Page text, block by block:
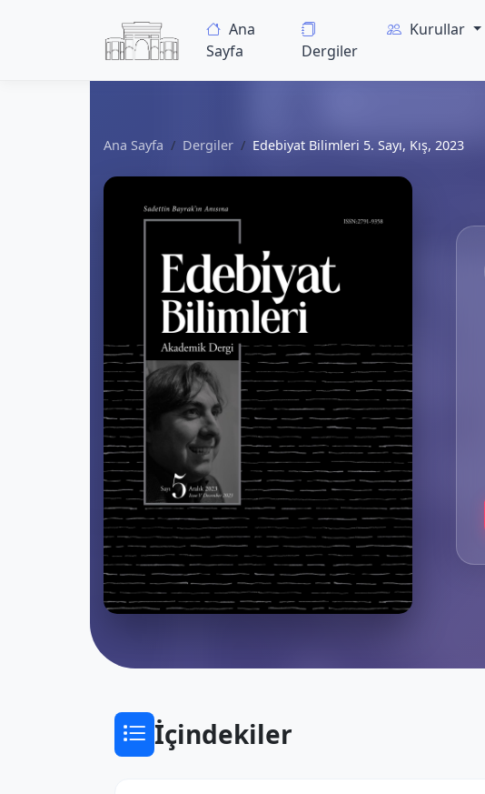
Ana
Sayfa
Dergiler
Kurullar
Ana Sayfa Dergiler Edebiyat Bilimleri 5. Sayı, Kış, 2023
İçindekiler